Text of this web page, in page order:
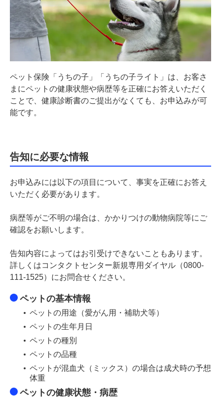
ペット保険「うちの子」「うちの子ライト」は、お客さ
まにペットの健康状態や病歴等を正確にお答えいただく
ことで、健康診断書のご提出がなくても、お申込みが可
能です。
告知に必要な情報
お申込みには以下の項目について、事実を正確にお答え
いただく必要があります。
病歴等がご不明の場合は、かかりつけの動物病院等にご
確認をお願いします。
告知内容によってはお引受けできないこともあります。
詳しくはコンタクトセンター新規専用ダイヤル（0800-
111-1525）にお問合せください。
ペットの基本情報
ペットの用途（愛がん用・補助犬等）
ペットの生年月日
ペットの種別
ペットの品種
ペットが混血犬（ミックス）の場合は成犬時の予想
体重
ペットの健康状態・病歴